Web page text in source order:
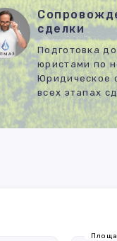
сделки
Подготовка
юристами по
Юридическое
всех этапах